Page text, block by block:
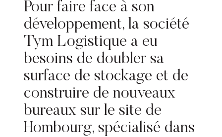
Pour faire face à son
développement, la société
Tym Logistique a eu
besoins de doubler sa
surface de stockage et de
construire de nouveaux
bureaux sur le site de
Hombourg, spécialisé dans